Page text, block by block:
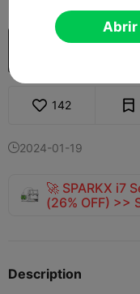
142
2024-01-19
🚀 SPARKX i7
(26% OFF) >>
Description
Abrir